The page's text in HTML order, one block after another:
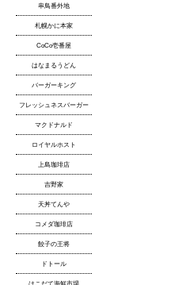
串鳥番外地
札幌かに本家
CoCo壱番屋
はなまるうどん
バーガーキング
フレッシュネスバーガー
マクドナルド
ロイヤルホスト
上島珈琲店
吉野家
天丼てんや
コメダ珈琲店
餃子の王将
ドトール
はこだて海鮮市場